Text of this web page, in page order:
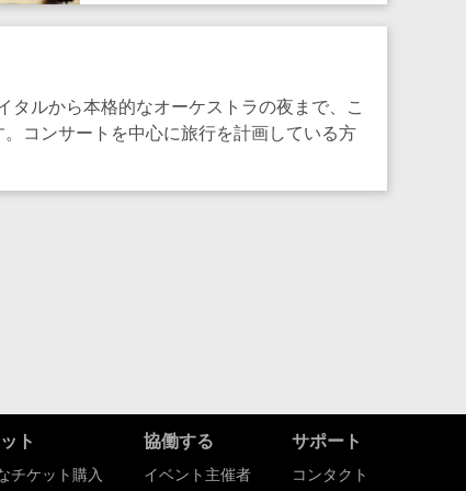
タルから本格的なオーケストラの夜まで、こ
コンサートを中心に旅行を計画している方
ト
チケット購入
協働する
イベント主催者
サポート
コンタクト